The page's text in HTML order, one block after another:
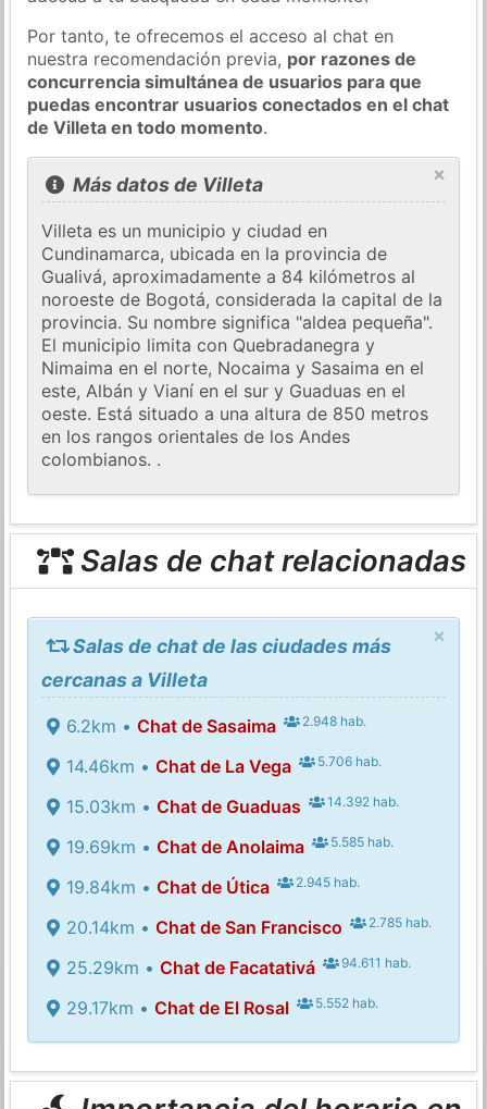
Por tanto, te ofrecemos el acceso al chat en
nuestra recomendación previa, por razones de
concurrencia simultánea de usuarios para que
puedas encontrar usuarios conectados en el chat
de Villeta en todo momento.
×
Más datos de Villeta
Villeta es un municipio y ciudad en
Cundinamarca, ubicada en la provincia de
Gualivá, aproximadamente a 84 kilómetros al
noroeste de Bogotá, considerada la capital de la
provincia. Su nombre significa "aldea pequeña".
El municipio limita con Quebradanegra y
Nimaima en el norte, Nocaima y Sasaima en el
este, Albán y Vianí en el sur y Guaduas en el
oeste. Está situado a una altura de 850 metros
en los rangos orientales de los Andes
colombianos. .
Salas de chat relacionadas
×
Salas de chat de las ciudades más
cercanas a Villeta
6.2km • Chat de Sasaima 2.948 hab.
14.46km • Chat de La Vega 5.706 hab.
15.03km • Chat de Guaduas 14.392 hab.
19.69km • Chat de Anolaima 5.585 hab.
19.84km • Chat de Útica 2.945 hab.
20.14km • Chat de San Francisco 2.785 hab.
25.29km • Chat de Facatativá 94.611 hab.
29.17km • Chat de El Rosal 5.552 hab.